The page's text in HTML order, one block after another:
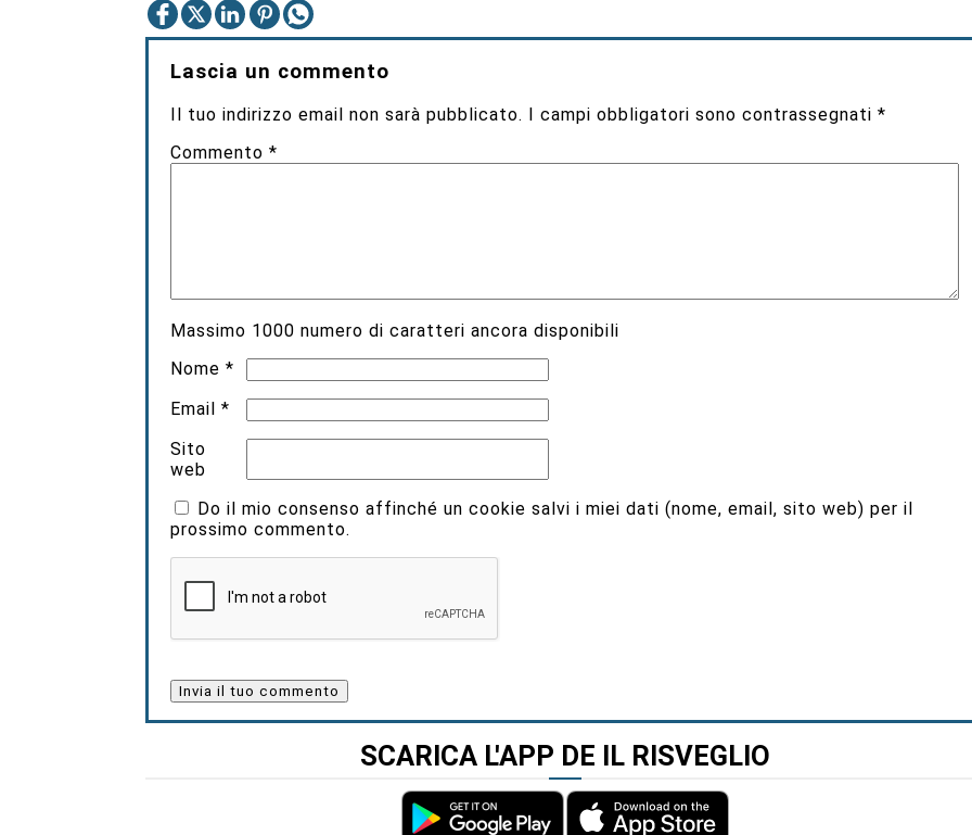
Lascia un commento
Il tuo indirizzo email non sarà pubblicato. I campi obbligatori sono contrassegnati*
Commento*
Massimo 1000 numero di caratteri ancora disponibili
Nome*
Email*
Sito
web
Do il mio consenso affinché un cookie salvi i miei dati (nome, email, sito web) per il
prossimo commento.
SCARICA L'APP DE IL RISVEGLIO